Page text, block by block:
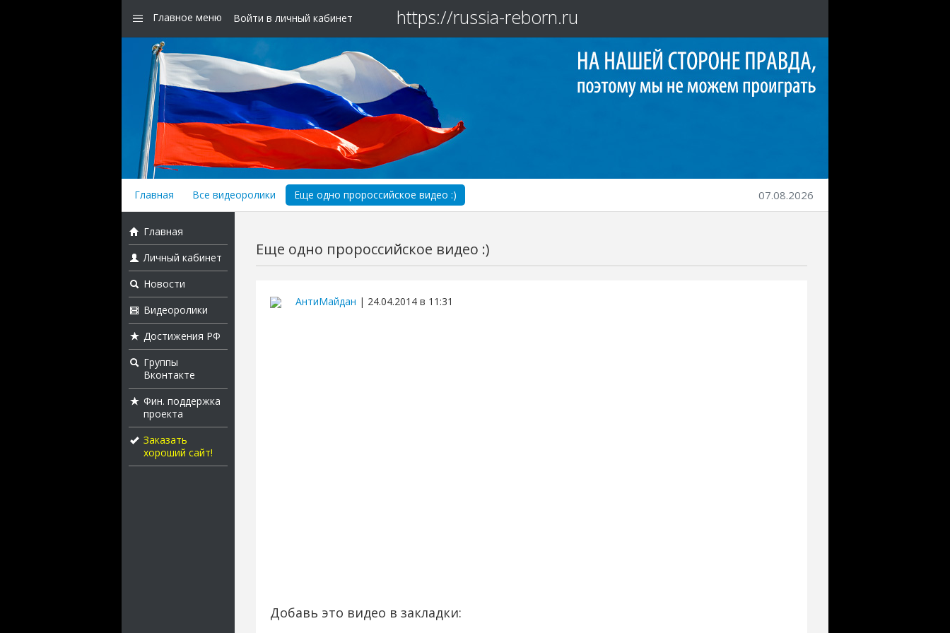
Главное меню Войти в личный кабинет https://russia-reborn.ru
Главная Все видеоролики Еще одно пророссийское видео :) 07.08.2026
Главная
Личный кабинет
Новости
Видеоролики
Достижения РФ
Группы
Вконтакте
Фин. поддержка
проекта
Заказать
хороший сайт!
Еще одно пророссийское видео :)
АнтиМайдан | 24.04.2014 в 11:31
Добавь это видео в закладки: